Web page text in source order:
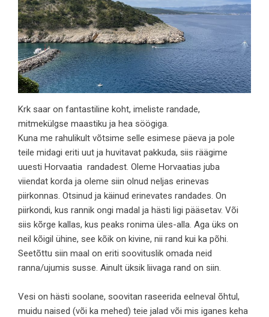
Krk saar on fantastiline koht, imeliste randade,
mitmekülgse maastiku ja hea söögiga.
Kuna me rahulikult võtsime selle esimese päeva ja pole
teile midagi eriti uut ja huvitavat pakkuda, siis räägime
uuesti Horvaatia randadest. Oleme Horvaatias juba
viiendat korda ja oleme siin olnud neljas erinevas
piirkonnas. Otsinud ja käinud erinevates randades. On
piirkondi, kus rannik ongi madal ja hästi ligi pääsetav. Või
siis kõrge kallas, kus peaks ronima üles-alla. Aga üks on
neil kõigil ühine, see kõik on kivine, nii rand kui ka põhi.
Seetõttu siin maal on eriti soovituslik omada neid
ranna/ujumis susse. Ainult üksik liivaga rand on siin.
Vesi on hästi soolane, soovitan raseerida eelneval õhtul,
muidu naised (või ka mehed) teie jalad või mis iganes keha